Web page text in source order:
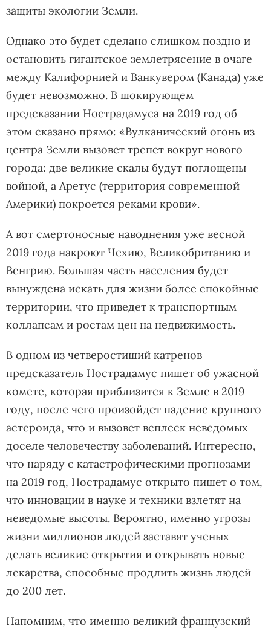
защиты экологии Земли.
Однако это будет сделано слишком поздно и
остановить гигантское землетрясение в очаге
между Калифорнией и Ванкувером (Канада) уже
будет невозможно. В шокирующем
предсказании Нострадамуса на 2019 год об
этом сказано прямо: «Вулканический огонь из
центра Земли вызовет трепет вокруг нового
города: две великие скалы будут поглощены
войной, а Аретус (территория современной
Америки) покроется реками крови».
А вот смертоносные наводнения уже весной
2019 года накроют Чехию, Великобританию и
Венгрию. Большая часть населения будет
вынуждена искать для жизни более спокойные
территории, что приведет к транспортным
коллапсам и ростам цен на недвижимость.
В одном из четверостиший катренов
предсказатель Нострадамус пишет об ужасной
комете, которая приблизится к Земле в 2019
году, после чего произойдет падение крупного
астероида, что и вызовет всплеск неведомых
доселе человечеству заболеваний. Интересно,
что наряду с катастрофическими прогнозами
на 2019 год, Нострадамус открыто пишет о том,
что инновации в науке и техники взлетят на
неведомые высоты. Вероятно, именно угрозы
жизни миллионов людей заставят ученых
делать великие открытия и открывать новые
лекарства, способные продлить жизнь людей
до 200 лет.
Напомним, что именно великий французский